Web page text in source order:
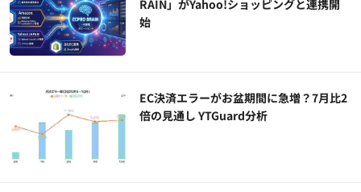
RAIN」がYahoo!ショッピングと連携開
始
EC決済エラーがお盆期間に急増？7月比2
倍の見通し YTGuard分析